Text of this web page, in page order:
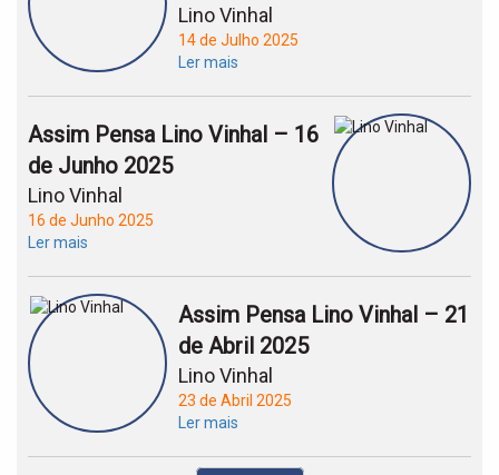
Lino Vinhal
14 de Julho 2025
Ler mais
Assim Pensa Lino Vinhal – 16
de Junho 2025
Lino Vinhal
16 de Junho 2025
Ler mais
Assim Pensa Lino Vinhal – 21
de Abril 2025
Lino Vinhal
23 de Abril 2025
Ler mais